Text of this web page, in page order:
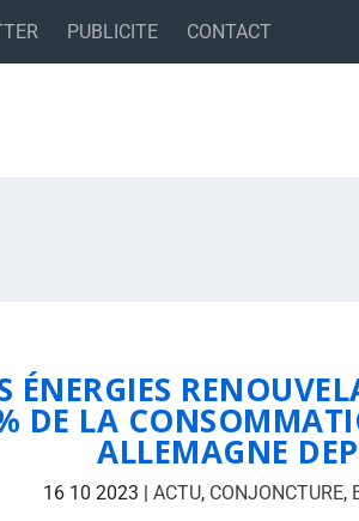
PUBLICITE CONTACT
ÉNERGIES
DE LA
ALLEMAGNE
16 10 2023 | ACTU, CONJONCTURE,